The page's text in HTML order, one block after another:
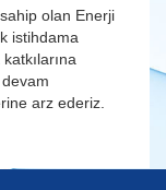
olan Enerji
istihdama
arz ederiz.